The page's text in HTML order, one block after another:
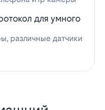
для умного
различные датчики